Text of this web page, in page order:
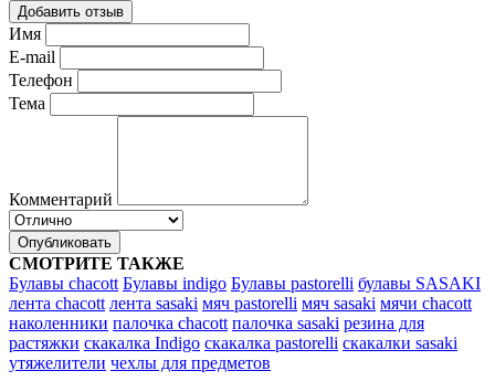
Добавить отзыв
Имя
E-mail
Телефон
Тема
Комментарий
Опубликовать
СМОТРИТЕ ТАКЖЕ
Булавы chacott Булавы indigo Булавы pastorelli булавы SASAKI
лента chacott лента sasaki мяч pastorelli мяч sasaki мячи chacott
наколенники палочка chacott палочка sasaki резина для
растяжки скакалка Indigo скакалка pastorelli скакалки sasaki
утяжелители чехлы для предметов